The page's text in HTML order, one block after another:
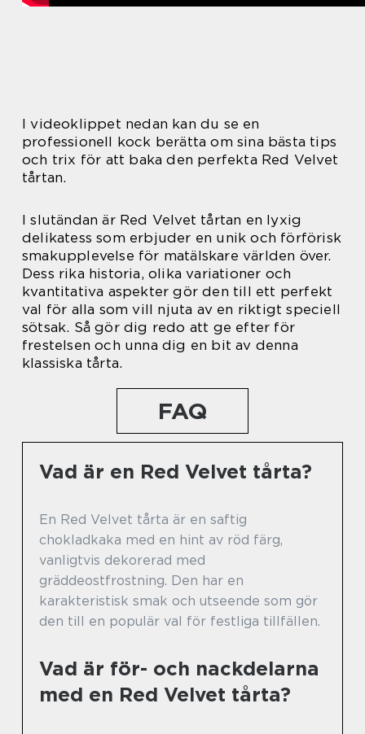
I videoklippet nedan kan du se en
professionell kock berätta om sina bästa tips
och trix för att baka den perfekta Red Velvet
tårtan.
I slutändan är Red Velvet tårtan en lyxig
delikatess som erbjuder en unik och förförisk
smakupplevelse för matälskare världen över.
Dess rika historia, olika variationer och
kvantitativa aspekter gör den till ett perfekt
val för alla som vill njuta av en riktigt speciell
sötsak. Så gör dig redo att ge efter för
frestelsen och unna dig en bit av denna
klassiska tårta.
FAQ
Vad är en Red Velvet tårta?
En Red Velvet tårta är en saftig
chokladkaka med en hint av röd färg,
vanligtvis dekorerad med
gräddeostfrostning. Den har en
karakteristisk smak och utseende som gör
den till en populär val för festliga tillfällen.
Vad är för- och nackdelarna
med en Red Velvet tårta?